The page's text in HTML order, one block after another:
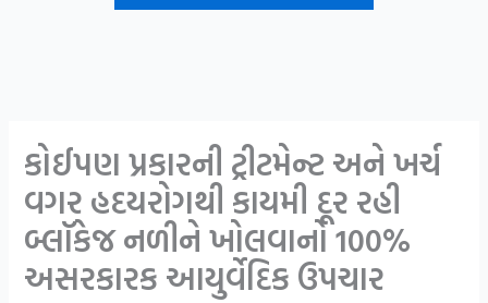
કોઈપણ પ્રકારની ટ્રીટમેન્ટ અને ખર્ચ
વગર હદયરોગથી કાયમી દૂર રહી
બ્લૉકેજ નળીને ખોલવાનો 100%
અસરકારક આયુર્વેદિક ઉપચાર